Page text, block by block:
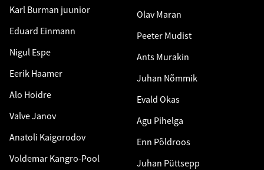
Karl Burman juunior
Eduard Einmann
Nigul Espe
Eerik Haamer
Alo Hoidre
Valve Janov
Anatoli Kaigorodov
Voldemar Kangro-Pool
Olav Maran
Peeter Mudist
Ants Murakin
Juhan Nõmmik
Evald Okas
Agu Pihelga
Enn Põldroos
Juhan Püttsepp